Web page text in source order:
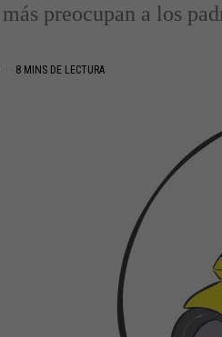
más preocupan a los
8 MINS DE LECTURA